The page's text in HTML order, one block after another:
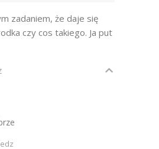
zadaniem, że daje się
czy cos takiego. Ja put